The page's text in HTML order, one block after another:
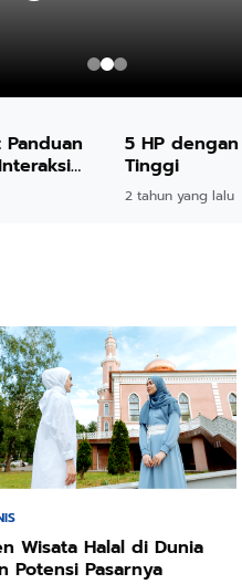
5 HP
Tinggi
2 tahun yang lalu
Wisata Halal di Dunia
Potensi Pasarnya